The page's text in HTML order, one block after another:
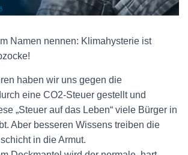
Namen nennen: Klimahysterie ist
haben wir uns gegen die
eine CO2-Steuer gestellt und
„Steuer auf das Leben“ viele Bürger in
Aber besseren Wissens treiben die
in die Armut.